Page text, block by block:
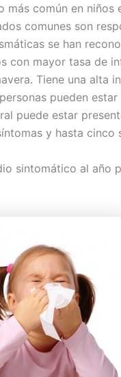
más común en niños
comunes son
se han
con mayor tasa de
Tiene una alta
pueden
puede estar
y hasta cinco
sintomático al año